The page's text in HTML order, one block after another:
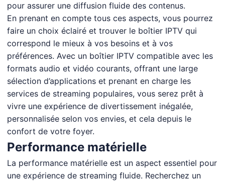
pour assurer une diffusion fluide des contenus.
En prenant en compte tous ces aspects, vous pourrez
faire un choix éclairé et trouver le boîtier IPTV qui
correspond le mieux à vos besoins et à vos
préférences. Avec un boîtier IPTV compatible avec les
formats audio et vidéo courants, offrant une large
sélection d’applications et prenant en charge les
services de streaming populaires, vous serez prêt à
vivre une expérience de divertissement inégalée,
personnalisée selon vos envies, et cela depuis le
confort de votre foyer.
Performance matérielle
La performance matérielle est un aspect essentiel pour
une expérience de streaming fluide. Recherchez un